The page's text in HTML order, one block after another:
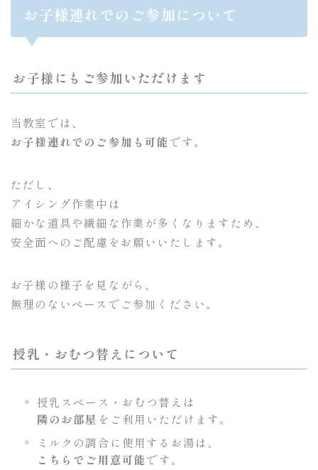
お子様連れでのご参加について
お子様にもご参加いただけます
当教室では、
お子様連れでのご参加も可能 です。
ただし、
アイシング作業中は
細かな道具や繊細な作業が多くなりますため、
安全面へのご配慮をお願いいたします。
お子様の様子を見ながら、
無理のないペースでご参加ください。
授乳・おむつ替えについて
授乳スペース・おむつ替えは
隣のお部屋 をご利用いただけます。
ミルクの調合に使用するお湯は、
こちらでご用意可能です。